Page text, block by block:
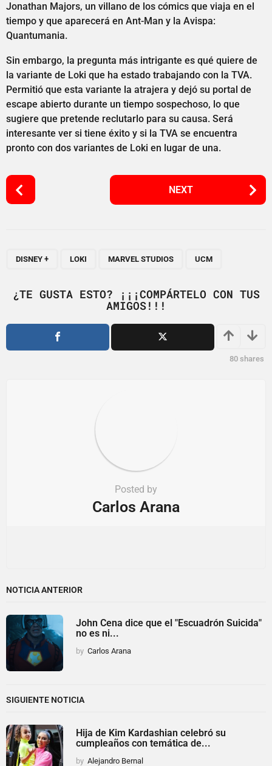
Jonathan Majors, un villano de los cómics que viaja en el
tiempo y que aparecerá en Ant-Man y la Avispa:
Quantumania.
Sin embargo, la pregunta más intrigante es qué quiere de
la variante de Loki que ha estado trabajando con la TVA.
Permitió que esta variante la atrajera y dejó su portal de
escape abierto durante un tiempo sospechoso, lo que
sugiere que pretende reclutarlo para su causa. Será
interesante ver si tiene éxito y si la TVA se encuentra
pronto con dos variantes de Loki en lugar de una.
P
o
a
i
NEXT
DISNEY + LOKI MARVEL STUDIOS UCM
¿TE GUSTA ESTO? ¡¡¡COMPÁRTELO CON TUS
AMIGOS!!!
80 shares
Posted by
Carlos Arana
NOTICIA ANTERIOR
John Cena dice que el "Escuadrón Suicida"
no es ni...
by Carlos Arana
SIGUIENTE NOTICIA
Hija de Kim Kardashian celebró su
cumpleaños con temática de...
by Alejandro Bernal